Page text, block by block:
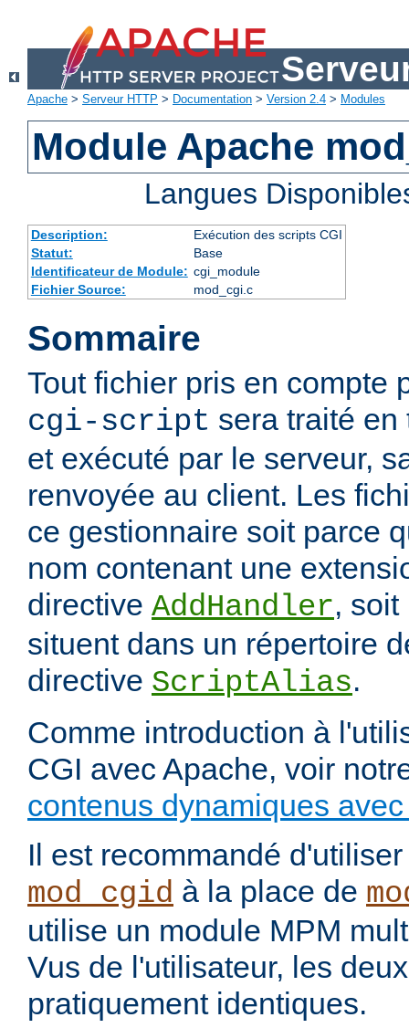
Apache > Serveur HTTP > Documentation > Version 2.4 > Modules
Module Apache
Langues
Description:
Exécution des scripts CGI
Statut:
Base
Identificateur de Module: cgi_module
Fichier Source:
mod_cgi.c
Sommaire
Tout fichier pris en compte
cgi-script sera traité en
et exécuté par le serveur,
renvoyée au client. Les
ce gestionnaire soit parce
nom contenant une
directive AddHandler,
situent dans un répertoire
directive ScriptAlias.
Comme introduction à
CGI avec Apache, voir
contenus dynamiques
Il est recommandé
mod_cgid à la place de
utilise un module MPM
Vus de l'utilisateur, les
pratiquement identiques.